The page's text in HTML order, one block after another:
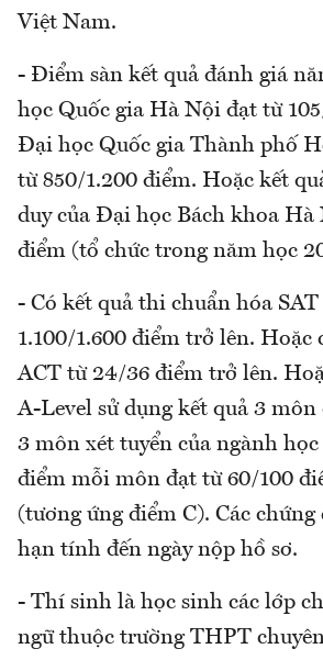
Việt Nam.
- Điểm sàn kết quả đánh giá
học Quốc gia Hà Nội đạt từ
Đại học Quốc gia Thành phố
từ 850/1.200 điểm. Hoặc kết
duy của Đại học Bách khoa
điểm (tổ chức trong năm học
- Có kết quả thi chuẩn hóa
1.100/1.600 điểm trở lên. Hoặc
ACT từ 24/36 điểm trở lên.
A-Level sử dụng kết quả 3 môn
3 môn xét tuyển của ngành
điểm mỗi môn đạt từ 60/100
(tương ứng điểm C). Các
hạn tính đến ngày nộp hồ sơ.
- Thí sinh là học sinh các lớp
ngữ thuộc trường THPT